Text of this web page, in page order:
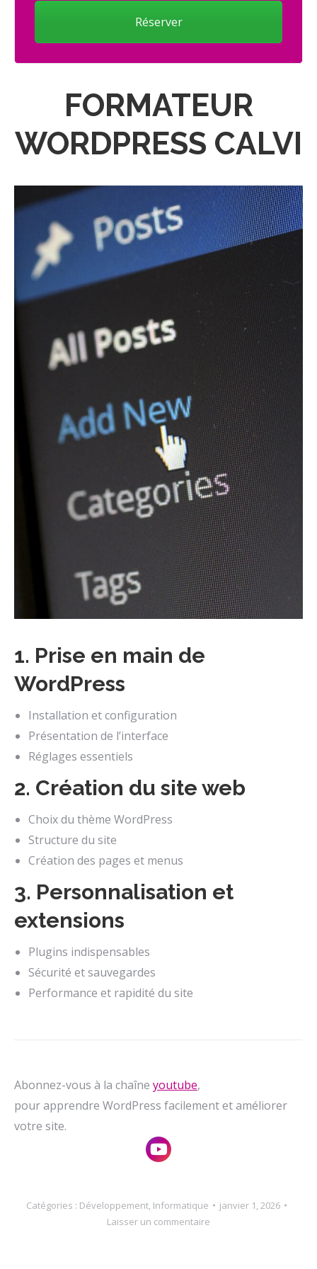
Réserver
FORMATEUR
WORDPRESS CALVI
1. Prise en main de
WordPress
Installation et configuration
Présentation de l’interface
Réglages essentiels
2. Création du site web
Choix du thème WordPress
Structure du site
Création des pages et menus
3. Personnalisation et
extensions
Plugins indispensables
Sécurité et sauvegardes
Performance et rapidité du site
Abonnez-vous à la chaîne youtube,
pour apprendre WordPress facilement et améliorer
votre site.
Catégories : Développement, Informatique
janvier 1, 2026
Laisser un commentaire